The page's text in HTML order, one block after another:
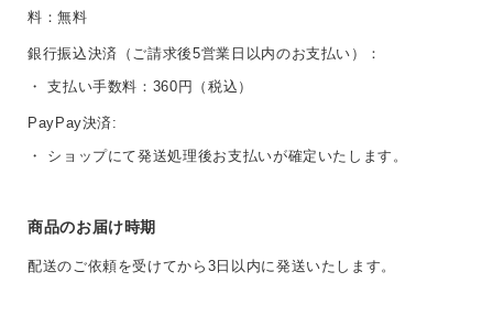
料：無料
銀行振込決済（ご請求後5営業日以内のお支払い）：
・ 支払い手数料：360円（税込）
PayPay決済:
・ ショップにて発送処理後お支払いが確定いたします。
商品のお届け時期
配送のご依頼を受けてから3日以内に発送いたします。